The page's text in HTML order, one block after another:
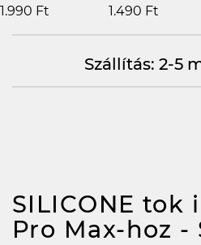
1.990 Ft 1.490 Ft
Szállítás: 2-5
SILICONE tok
Pro Max-hoz -